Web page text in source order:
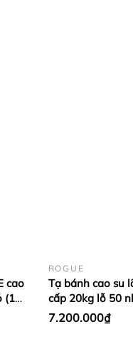
.
cao
(1
ROGUE
Tạ bánh cao su
cấp 20kg lỗ 50
Dương (1 cặp)
7.200.000₫